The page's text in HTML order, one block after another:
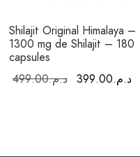
Shilajit Original Himalaya –
1300 mg de Shilajit – 180
capsules
د.م.499.00
Le prix د.م.399.00